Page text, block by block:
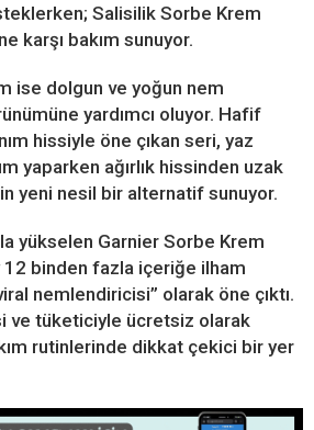
Salisilik Sorbe Krem
karşı bakım sunuyor.
ise dolgun ve yoğun nem
yardımcı oluyor. Hafif
hissiyle öne çıkan seri, yaz
yaparken ağırlık hissinden uzak
yeni nesil bir alternatif sunuyor.
yükselen Garnier Sorbe Krem
binden fazla içeriğe ilham
nemlendiricisi” olarak öne çıktı.
ve tüketiciyle ücretsiz olarak
rutinlerinde dikkat çekici bir yer